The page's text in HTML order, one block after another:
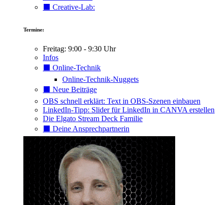
⬛️ Creative-Lab:
Termine:
Freitag: 9:00 - 9:30 Uhr
Infos
⬛️ Online-Technik
Online-Technik-Nuggets
⬛️ Neue Beiträge
OBS schnell erklärt: Text in OBS-Szenen einbauen
LinkedIn-Tipp: Slider für LinkedIn in CANVA erstellen
Die Elgato Stream Deck Familie
⬛️ Deine Ansprechpartnerin